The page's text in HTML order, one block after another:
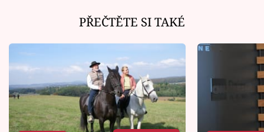
PŘEČTĚTE SI TAKÉ